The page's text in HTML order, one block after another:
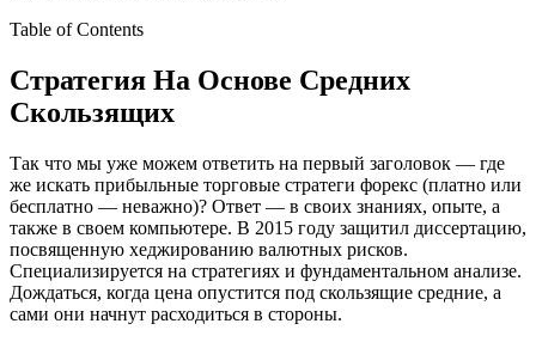
Table of Contents
Стратегия На Основе Средних
Скользящих
Так что мы уже можем ответить на первый заголовок — где
же искать прибыльные торговые стратеги форекс (платно или
бесплатно — неважно)? Ответ — в своих знаниях, опыте, а
также в своем компьютере. В 2015 году защитил диссертацию,
посвященную хеджированию валютных рисков.
Специализируется на стратегиях и фундаментальном анализе.
Дождаться, когда цена опустится под скользящие средние, а
сами они начнут расходиться в стороны.